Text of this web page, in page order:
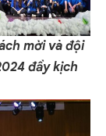
mời và đội
đầy kịch